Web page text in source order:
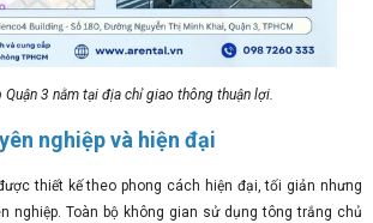
Quận 3 nằm tại địa chỉ giao thông thuận lợi.
nghiệp và hiện đại
thiết kế theo phong cách hiện đại, tối giản nhưng
nghiệp. Toàn bộ không gian sử dụng tông trắng chủ